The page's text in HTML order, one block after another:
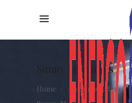
Sunny Mornings
Home Accommodation/